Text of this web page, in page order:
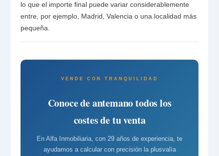
lo que el importe final puede variar considerablemente
entre, por ejemplo, Madrid, Valencia o una localidad más
pequeña.
VENDE CON TRANQUILIDAD
Conoce de antemano todos los
costes de tu venta
En Alfa Inmobiliaria, con 29 años de experiencia, te
ayudamos a calcular con precisión la plusvalía